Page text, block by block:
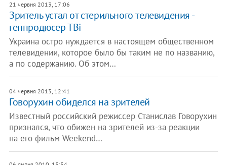
21 червня 2013, 17:06
Зритель устал от стерильного телевидения -
генпродюсер ТВi
Украина остро нуждается в настоящем общественном
телевидении, которое было бы таким не по названию,
а по содержанию. Об этом…
04 червня 2013, 12:41
Говорухин обиделся на зрителей
Известный российский режиссер Станислав Говорухин
признался, что обижен на зрителей из-за реакции
на его фильм Weekend…